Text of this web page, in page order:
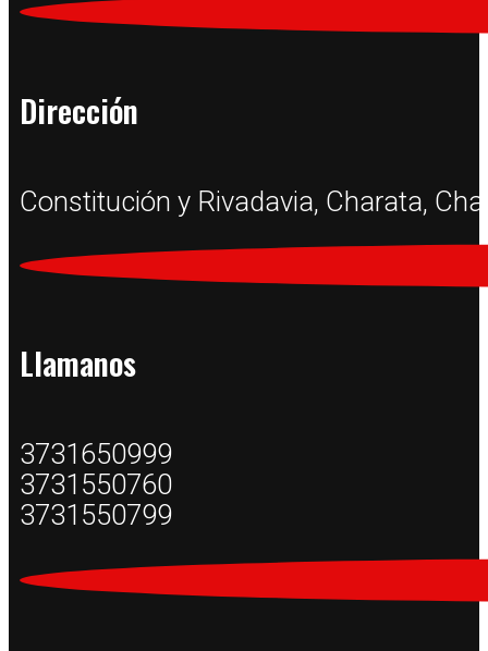
Dirección
Constitución y Rivadavia, Charata,
Llamanos
3731650999
3731550760
3731550799